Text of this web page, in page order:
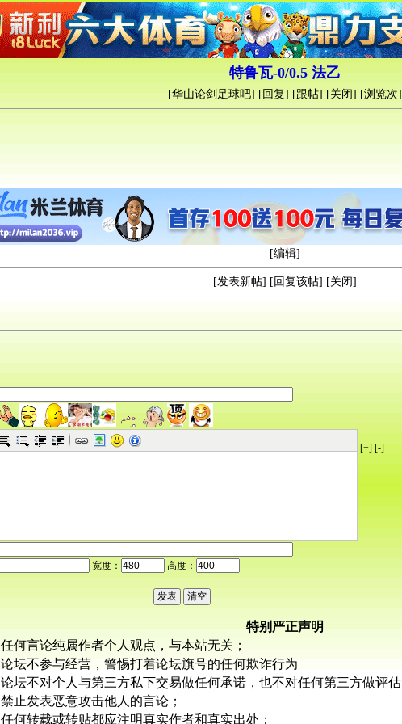
特鲁瓦-0/0.5 法乙
[华山论剑足球吧] [回复] [跟帖] [关闭] [浏览次]
[编辑]
[发表新帖] [ 回复该帖] [关闭]
[+] [-]
宽度：
高度：
特别严正声明
任何言论纯属作者个人观点，与本站无关；
论坛不参与经营，警惕打着论坛旗号的任何欺诈行为
论坛不对个人与第三方私下交易做任何承诺，也不对任何第三方做评估
禁止发表恶意攻击他人的言论；
任何转载或转贴都应注明真实作者和真实出处；